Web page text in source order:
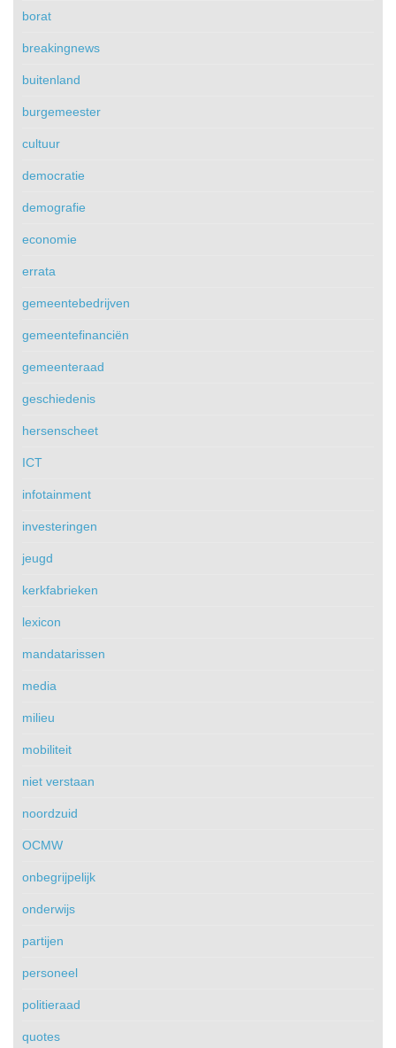
borat
breakingnews
buitenland
burgemeester
cultuur
democratie
demografie
economie
errata
gemeentebedrijven
gemeentefinanciën
gemeenteraad
geschiedenis
hersenscheet
ICT
infotainment
investeringen
jeugd
kerkfabrieken
lexicon
mandatarissen
media
milieu
mobiliteit
niet verstaan
noordzuid
OCMW
onbegrijpelijk
onderwijs
partijen
personeel
politieraad
quotes